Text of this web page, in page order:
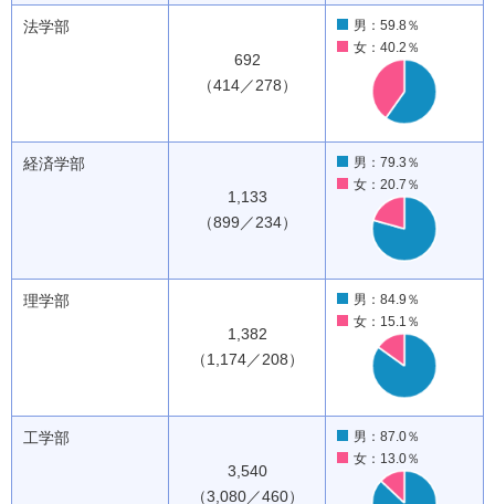
法学部
692
（414／278）
男：59.8％
女：40.2％
経済学部
1,133
（899／234）
男：79.3％
女：20.7％
理学部
1,382
（1,174／208）
男：84.9％
女：15.1％
工学部
3,540
（3,080／460）
男：87.0％
女：13.0％